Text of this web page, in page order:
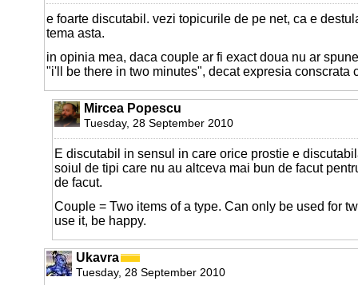
e foarte discutabil. vezi topicurile de pe net, ca e
tema asta.
in opinia mea, daca couple ar fi exact doua nu ar
"i'll be there in two minutes", decat expresia conscrata
Mircea Popescu
Tuesday, 28 September 2010
E discutabil in sensul in care orice prostie e
soiul de tipi care nu au altceva mai bun de facut
de facut.
Couple = Two items of a type. Can only be used for
use it, be happy.
Ukavra
Tuesday, 28 September 2010